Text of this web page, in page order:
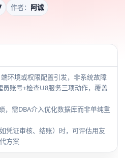
作者： 阿诚
端环境或权限配置引发，非系统故障
账号+检查U8服务三项动作，覆盖
，需DBA介入优化数据库而非单纯重
凭证审核、结账）时，可评估用友
方案